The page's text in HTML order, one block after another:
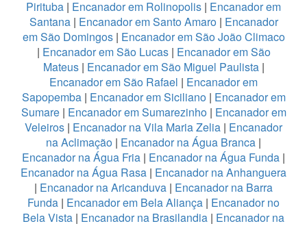
Pirituba | Encanador em Rolinopolis | Encanador em
Santana| Encanador em Santo Amaro| Encanador
em São Domingos| Encanador em São João Climaco
| Encanador em São Lucas| Encanador em São
Mateus | Encanador em São Miguel Paulista|
Encanador em São Rafael | Encanador em
Sapopemba | Encanador em Siciliano| Encanador em
Sumare| Encanador em Sumarezinho| Encanador em
Veleiros | Encanador na Vila Maria Zelia | Encanador
na Aclimação | Encanador na Água Branca |
Encanador na Água Fria | Encanador na Água Funda |
Encanador na Água Rasa | Encanador na Anhanguera
| Encanador na Aricanduva | Encanador na Barra
Funda | Encanador em Bela Aliança | Encanador no
Bela Vista | Encanador na Brasilandia | Encanador na